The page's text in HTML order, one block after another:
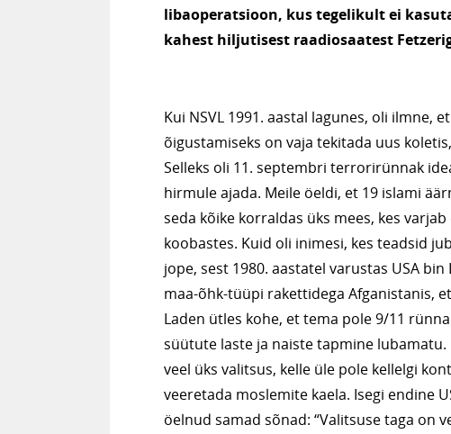
libaoperatsioon, kus tegelikult ei
kahest hiljutisest raadiosaatest
Kui NSVL 1991. aastal lagunes, oli ilmne,
õigustamiseks on vaja tekitada uus
Selleks oli 11. septembri terrorirünnak
hirmule ajada. Meile öeldi, et 19 islami
seda kõike korraldas üks mees, kes
koobastes. Kuid oli inimesi, kes teadsid
jope, sest 1980. aastatel varustas USA
maa-õhk-tüüpi rakettidega Afganistanis,
Laden ütles kohe, et tema pole 9/11
süütute laste ja naiste tapmine lubamatu.
veel üks valitsus, kelle üle pole kellelgi
veeretada moslemite kaela. Isegi endine
öelnud samad sõnad: “Valitsuse taga on